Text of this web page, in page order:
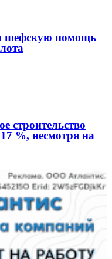
шефскую помощь
строительство
%, несмотря на